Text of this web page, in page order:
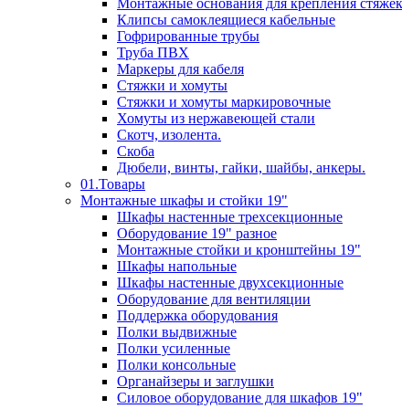
Монтажные основания для крепления стяжек
Клипсы самоклеящиеся кабельные
Гофрированные трубы
Труба ПВХ
Маркеры для кабеля
Стяжки и хомуты
Стяжки и хомуты маркировочные
Хомуты из нержавеющей стали
Скотч, изолента.
Скоба
Дюбели, винты, гайки, шайбы, анкеры.
01.Товары
Монтажные шкафы и стойки 19"
Шкафы настенные трехсекционные
Оборудование 19" разное
Монтажные стойки и кронштейны 19"
Шкафы напольные
Шкафы настенные двухсекционные
Оборудование для вентиляции
Поддержка оборудования
Полки выдвижные
Полки усиленные
Полки консольные
Органайзеры и заглушки
Силовое оборудование для шкафов 19"